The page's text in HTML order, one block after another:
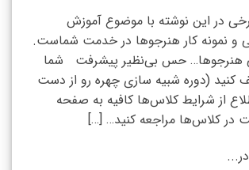
در این نوشته با موضوع آموزش
و نمونه کار هنرجوها در خدمت شماست.
هنرجوها… حس بی‌نظیر پیشرفت شما
کنید (دوره شبیه سازی چهره رو از دست
از شرایط کلاس‌ها کافیه به صفحه
در کلاس‌ها مراجعه کنید… […]